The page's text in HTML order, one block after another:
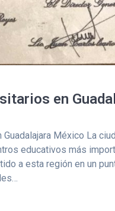
en
México La
educativos más
a esta región en un